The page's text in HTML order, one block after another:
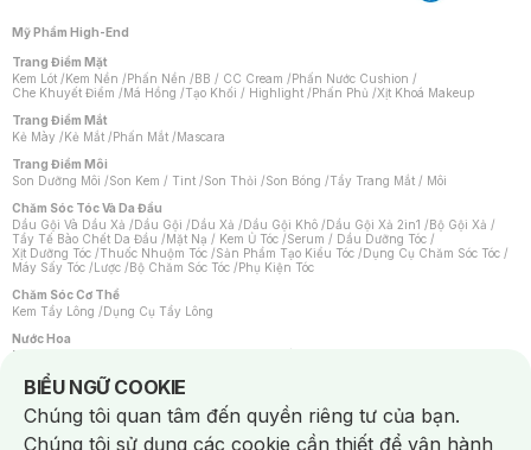
Mỹ Phẩm High-End
Trang Điểm Mặt
Kem Lót /Kem Nền /Phấn Nền /BB / CC Cream /Phấn Nước Cushion /
Che Khuyết Điểm /Má Hồng /Tạo Khối / Highlight /Phấn Phủ /Xịt Khoá Makeup
Trang Điểm Mắt
Kẻ Mày /Kẻ Mắt /Phấn Mắt /Mascara
Trang Điểm Môi
Son Dưỡng Môi /Son Kem / Tint /Son Thỏi /Son Bóng /Tẩy Trang Mắt / Môi
Chăm Sóc Tóc Và Da Đầu
Dầu Gội Và Dầu Xả /Dầu Gội /Dầu Xả /Dầu Gội Khô /Dầu Gội Xả 2in1 /Bộ Gội Xả /
Tẩy Tế Bào Chết Da Đầu /Mặt Nạ / Kem Ủ Tóc /Serum / Dầu Dưỡng Tóc /
Xịt Dưỡng Tóc /Thuốc Nhuộm Tóc /Sản Phẩm Tạo Kiểu Tóc /Dụng Cụ Chăm Sóc Tóc /
Máy Sấy Tóc /Lược /Bộ Chăm Sóc Tóc /Phụ Kiện Tóc
Chăm Sóc Cơ Thể
Kem Tẩy Lông /Dụng Cụ Tẩy Lông
Nước Hoa
Nước Hoa Nữ
Chăm Sóc Cá Nhân
Chống Muỗi /Khẩu Trang /Máy Massage/Mặt Nạ Xông Hơi /Nước Rửa Tay/
Sản Phẩm Chăm Sóc Khác /Bàn Chải Đánh Răng /Bàn Chải Điện/
Hỗ Trợ Trắng Răng/Kem Đánh Răng /Máy Tăm Nước/ Nước Súc Miệng/
BIỂU NGỮ COOKIE
Notice about cookies usage
Chúng tôi quan tâm đến quyền riêng tư của bạn.
Chúng tôi sử dụng các cookie cần thiết để vận hành